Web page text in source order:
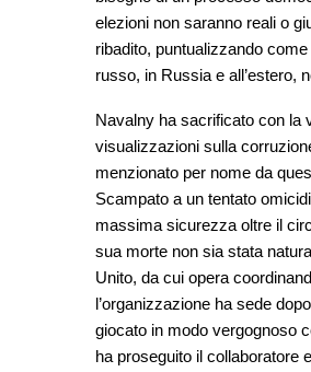
elezioni non saranno reali o
ribadito, puntualizzando
russo, in Russia e all’estero,
Navalny ha sacrificato con la
visualizzazioni sulla
menzionato per nome da
Scampato a un tentato
massima sicurezza oltre il
sua morte non sia stata
Unito, da cui opera
l’organizzazione ha sede
giocato in modo vergognoso
ha proseguito il collaboratore